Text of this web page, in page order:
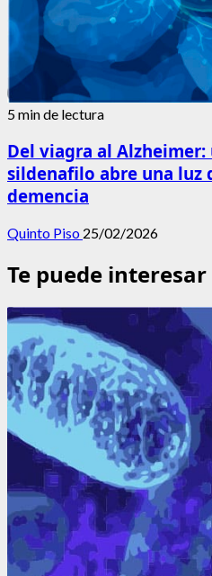
5 min de lectura
Del viagra al
sildenafilo abre una luz
demencia
Quinto Piso 25/02/2026
Te puede interesar